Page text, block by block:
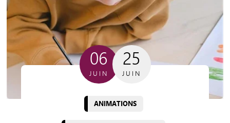
06
JUIN
25
JUIN
ANIMATIONS